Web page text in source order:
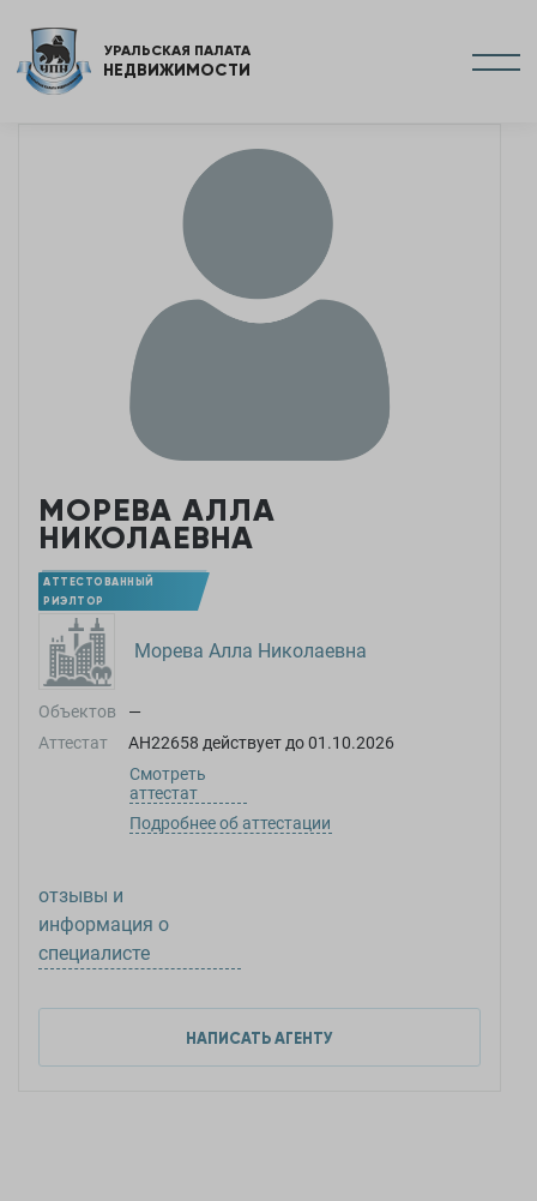
УРАЛЬСКАЯ ПАЛАТА
НЕДВИЖИМОСТИ
МОРЕВА АЛЛА
НИКОЛАЕВНА
АТТЕСТОВАННЫЙ
РИЭЛТОР
Морева Алла Николаевна
Объектов
—
Аттестат
АН22658 действует до01.10.2026
Смотреть
аттестат
Подробнее об аттестации
отзывы и
информация о
специалисте
НАПИСАТЬ АГЕНТУ